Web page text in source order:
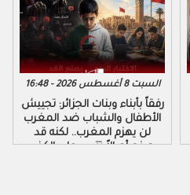
السبت 8 أغسطس 2026 - 16:48
رفقاً بأبناء وبنات الجزائر: تجييش
الأطفال والشباب ضد المغرب
لن يهزم المغرب.. لكنه قد
يصنع أجيالاً تتربى على الكذب